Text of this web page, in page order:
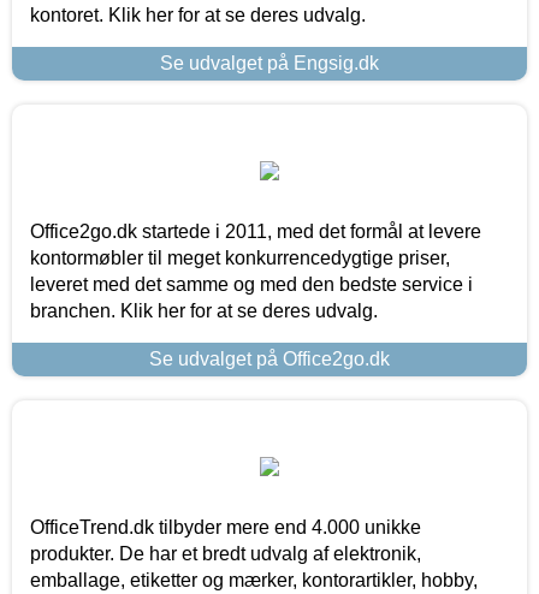
kontoret. Klik her for at se deres udvalg.
Se udvalget på Engsig.dk
Office2go.dk startede i 2011, med det formål at levere
kontormøbler til meget konkurrencedygtige priser,
leveret med det samme og med den bedste service i
branchen. Klik her for at se deres udvalg.
Se udvalget på Office2go.dk
OfficeTrend.dk tilbyder mere end 4.000 unikke
produkter. De har et bredt udvalg af elektronik,
emballage, etiketter og mærker, kontorartikler, hobby,